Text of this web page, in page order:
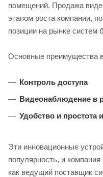
помещений. Продажа
этапом роста компании,
позиции на рынке систем
Основные преимущества
Контроль доступа
Видеонаблюдение в
Удобство и простота
Эти инновационные
популярность, и
как ведущий поставщик